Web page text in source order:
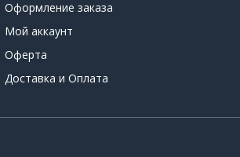
Оформление заказа
Мой аккаунт
Оферта
Доставка и Оплата